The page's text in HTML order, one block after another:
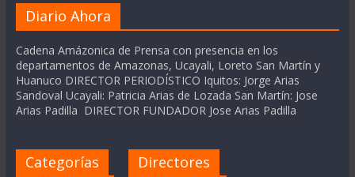
Diario Ahora
Cadena Amázonica de Prensa con presencia en los
departamentos de Amazonas, Ucayali, Loreto San Martín y
Huanuco DIRECTOR PERIODÍSTICO Iquitos: Jorge Arias
Sandoval Ucayali: Patricia Arias de Lozada San Martín: Jose
Arias Padilla DIRECTOR FUNDADOR Jose Arias Padilla
Categorías Directores